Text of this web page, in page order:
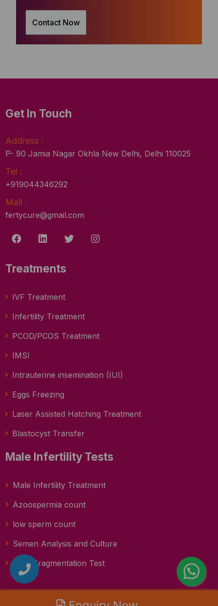
Contact Now
Get In Touch
Address :
P- 90 Jamia Nagar Okhla New Delhi, Delhi 110025
Tel :
+919044346292
Mail :
fertycure@gmail.com
Treatments
IVF Treatment
Infertility Treatment
PCOD/PCOS Treatment
IMSI
Intrauterine insemination (IUI)
Eggs Freezing
Laser Assisted Hatching Treatment
Blastocyst Transfer
Male Infertility Tests
Male Infertility Treatment
Azoospermia count
low sperm count
Semen Analysis and Culture
DNA Fragmentation Test